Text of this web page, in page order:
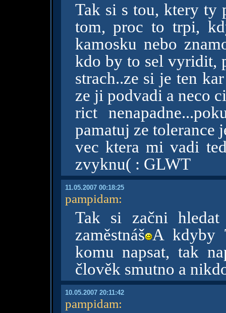
Tak si s tou, ktery ty
tom, proc to trpi,
kamosku nebo
kdo by to sel vyridit,
strach..ze si je ten
ze ji podvadi a neco
rict
pamatuj ze tolerance
vec ktera mi vadi
zvyknu( : GLWT
11.05.2007 00:18:25
pampidam:
Tak si začni hledat
zaměstnáš A kdyby
komu napsat, tak
člověk smutno a
10.05.2007 20:11:42
pampidam: